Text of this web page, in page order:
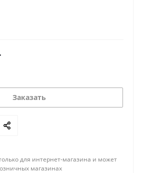
Заказать
для интернет-магазина и может
магазинах